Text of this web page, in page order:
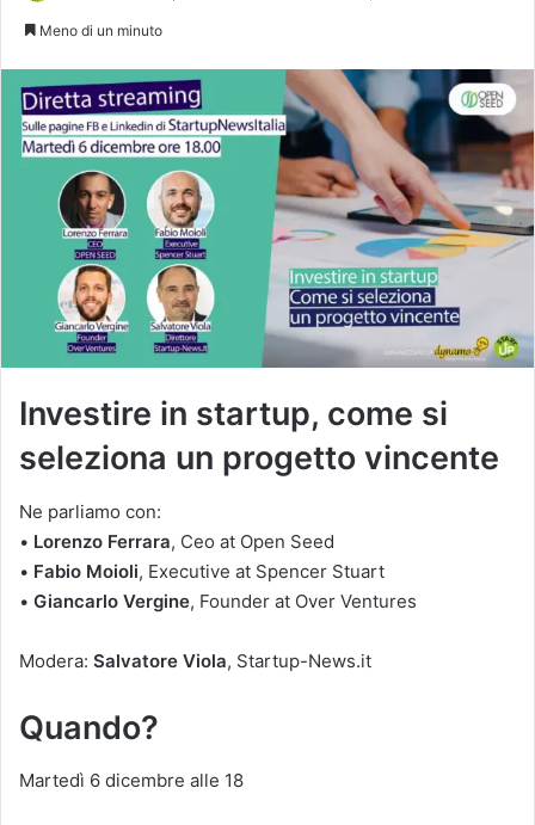
Meno di un minuto
Investire in startup, come si
seleziona un progetto vincente
Ne parliamo con:
• Lorenzo Ferrara, Ceo at Open Seed
• Fabio Moioli, Executive at Spencer Stuart
• Giancarlo Vergine, Founder at Over Ventures
Modera: Salvatore Viola, Startup-News.it
Quando?
Martedì 6 dicembre alle 18